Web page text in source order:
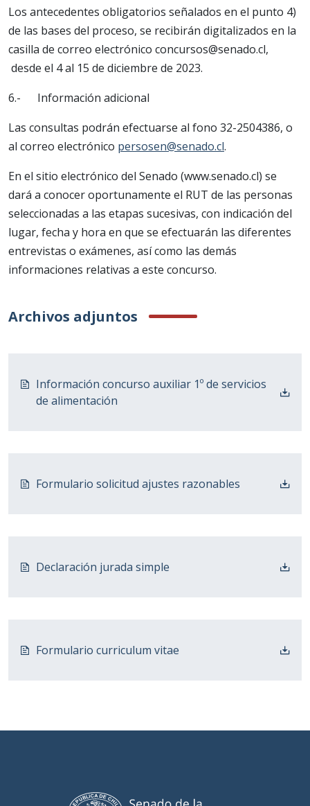
Los antecedentes obligatorios señalados en el punto 4)
de las bases del proceso, se recibirán digitalizados en la
casilla de correo electrónico concursos@senado.cl,
desde el 4 al 15 de diciembre de 2023.
6.- Información adicional
Las consultas podrán efectuarse al fono 32-2504386, o
al correo electrónico persosen@senado.cl.
En el sitio electrónico del Senado (www.senado.cl) se
dará a conocer oportunamente el RUT de las personas
seleccionadas a las etapas sucesivas, con indicación del
lugar, fecha y hora en que se efectuarán las diferentes
entrevistas o exámenes, así como las demás
informaciones relativas a este concurso.
Archivos adjuntos
Información concurso auxiliar 1º de servicios
de alimentación
Formulario solicitud ajustes razonables
Declaración jurada simple
Formulario curriculum vitae